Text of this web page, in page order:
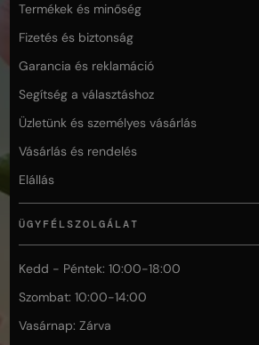
Termékek és minőség
Fizetés és biztonság
Garancia és reklamáció
Segítség a választáshoz
Üzletünk és személyes vásárlás
Vásárlás és rendelés
Elállás
ÜGYFÉLSZOLGÁLAT
Kedd - Péntek: 10:00-18:00
Szombat: 10:00-14:00
Vasárnap: Zárva